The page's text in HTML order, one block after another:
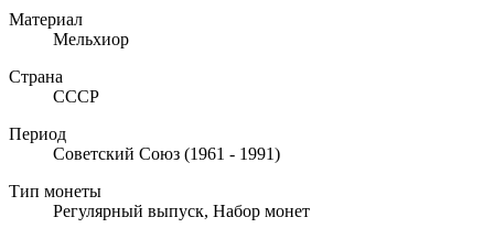
Материал
Мельхиор
Страна
СССР
Период
Советский Союз (1961 - 1991)
Тип монеты
Регулярный выпуск, Набор монет